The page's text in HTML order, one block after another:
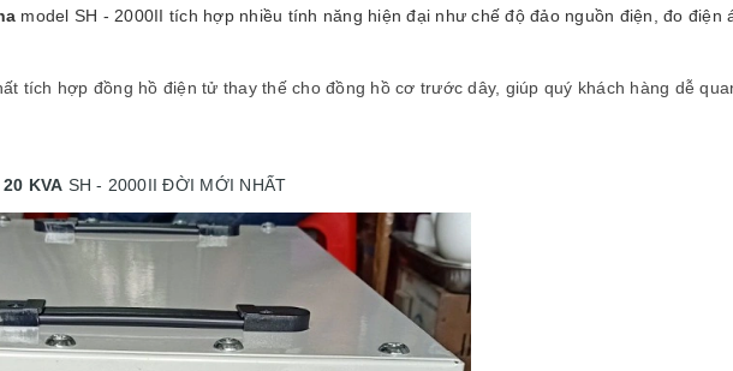
model SH - 2000II tích hợp nhiều tính năng hiện đại như chế độ đảo nguồn điện, đo
tích hợp đồng hồ điện tử thay thế cho đồng hồ cơ trước dây, giúp quý khách hàng dễ
KVA SH - 2000II ĐỜI MỚI NHẤT